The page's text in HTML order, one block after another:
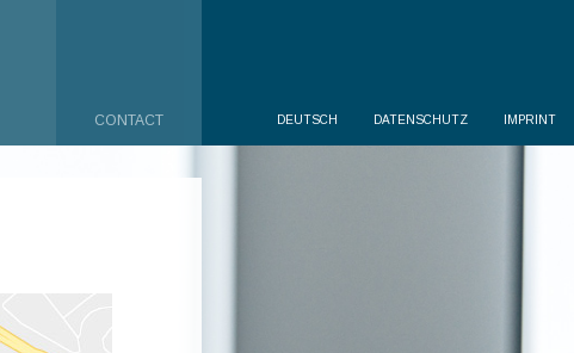
CONTACT DEUTSCH DATENSCHUTZ IMPRINT